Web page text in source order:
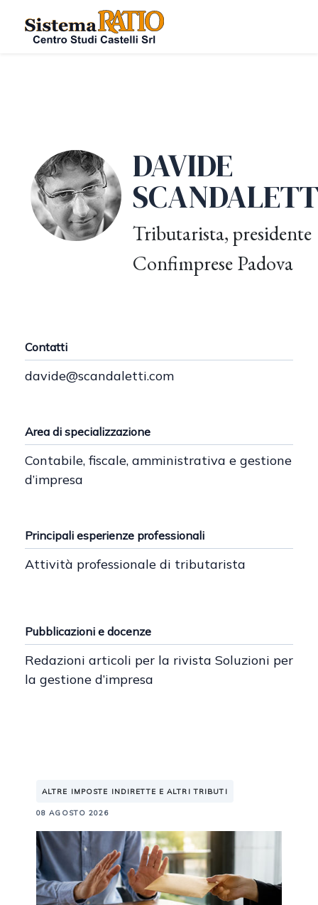
DAVIDE
Tributarista, presidente
Confimprese Padova
Contatti
davide@scandaletti.com
Area di specializzazione
Contabile, fiscale, amministrativa e gestione
d’impresa
Principali esperienze professionali
Attività professionale di tributarista
Pubblicazioni e docenze
Redazioni articoli per la rivista Soluzioni per
la gestione d’impresa
ALTRE IMPOSTE INDIRETTE E ALTRI TRIBUTI
08 AGOSTO 2026